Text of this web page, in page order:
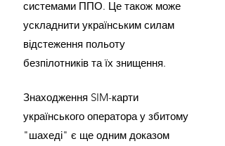
системами ППО. Це також може
ускладнити українським силам
відстеження польоту
безпілотників та їх знищення.
Знаходження SIM-карти
українського оператора у збитому
"шахеді" є ще одним доказом